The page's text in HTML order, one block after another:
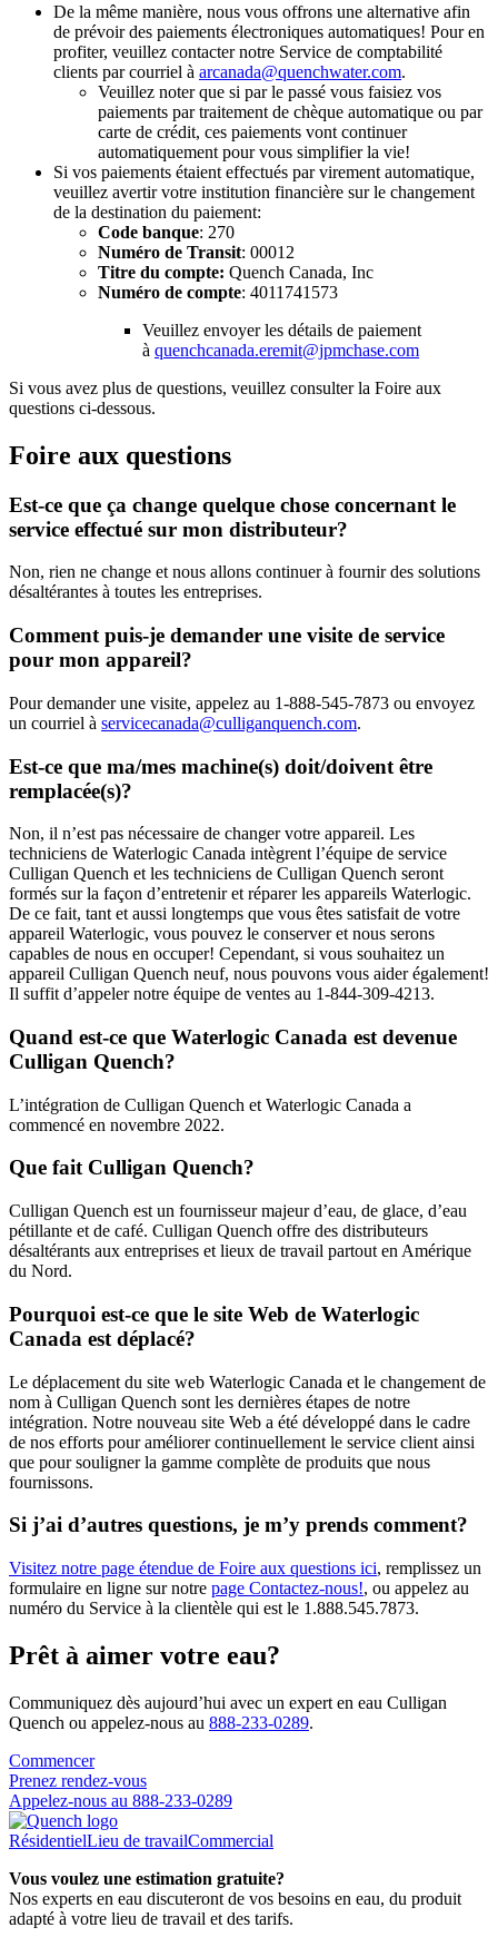
De la même manière, nous vous offrons une alternative afin
de prévoir des paiements électroniques automatiques! Pour en
profiter, veuillez contacter notre Service de comptabilité
clients par courriel à arcanada@quenchwater.com.
Veuillez noter que si par le passé vous faisiez vos
paiements par traitement de chèque automatique ou par
carte de crédit, ces paiements vont continuer
automatiquement pour vous simplifier la vie!
Si vos paiements étaient effectués par virement automatique,
veuillez avertir votre institution financière sur le changement
de la destination du paiement:
Code banque: 270
Numéro de Transit: 00012
Titre du compte: Quench Canada, Inc
Numéro de compte: 4011741573
Veuillez envoyer les détails de paiement
à quenchcanada.eremit@jpmchase.com
Si vous avez plus de questions, veuillez consulter la Foire aux
questions ci-dessous.
Foire aux questions
Est-ce que ça change quelque chose concernant le
service effectué sur mon distributeur?
Non, rien ne change et nous allons continuer à fournir des solutions
désaltérantes à toutes les entreprises.
Comment puis-je demander une visite de service
pour mon appareil?
Pour demander une visite, appelez au 1-888-545-7873 ou envoyez
un courriel à servicecanada@culliganquench.com.
Est-ce que ma/mes machine(s) doit/doivent être
remplacée(s)?
Non, il n’est pas nécessaire de changer votre appareil. Les
techniciens de Waterlogic Canada intègrent l’équipe de service
Culligan Quench et les techniciens de Culligan Quench seront
formés sur la façon d’entretenir et réparer les appareils Waterlogic.
De ce fait, tant et aussi longtemps que vous êtes satisfait de votre
appareil Waterlogic, vous pouvez le conserver et nous serons
capables de nous en occuper! Cependant, si vous souhaitez un
appareil Culligan Quench neuf, nous pouvons vous aider également!
Il suffit d’appeler notre équipe de ventes au 1-844-309-4213.
Quand est-ce que Waterlogic Canada est devenue
Culligan Quench?
L’intégration de Culligan Quench et Waterlogic Canada a
commencé en novembre 2022.
Que fait Culligan Quench?
Culligan Quench est un fournisseur majeur d’eau, de glace, d’eau
pétillante et de café. Culligan Quench offre des distributeurs
désaltérants aux entreprises et lieux de travail partout en Amérique
du Nord.
Pourquoi est-ce que le site Web de Waterlogic
Canada est déplacé?
Le déplacement du site web Waterlogic Canada et le changement de
nom à Culligan Quench sont les dernières étapes de notre
intégration. Notre nouveau site Web a été développé dans le cadre
de nos efforts pour améliorer continuellement le service client ainsi
que pour souligner la gamme complète de produits que nous
fournissons.
Si j’ai d’autres questions, je m’y prends comment?
Visitez notre page étendue de Foire aux questions ici, remplissez un
formulaire en ligne sur notre page Contactez-nous!, ou appelez au
numéro du Service à la clientèle qui est le 1.888.545.7873.
Prêt à aimer votre eau?
Communiquez dès aujourd’hui avec un expert en eau Culligan
Quench ou appelez-nous au 888-233-0289.
Commencer
Prenez rendez-vous
Appelez-nous au 888-233-0289
RésidentielLieu de travailCommercial
Vous voulez une estimation gratuite?
Nos experts en eau discuteront de vos besoins en eau, du produit
adapté à votre lieu de travail et des tarifs.